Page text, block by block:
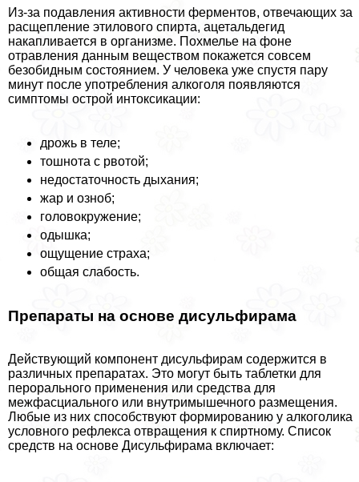
Из-за подавления активности ферментов, отвечающих за
расщепление этилового спирта, ацетальдегид
накапливается в организме. Похмелье на фоне
отравления данным веществом покажется совсем
безобидным состоянием. У человека уже спустя пару
минут после употрeбления алкоголя появляются
симптомы острой интоксикации:
дрожь в теле;
тошнота с рвотой;
недостаточность дыхания;
жар и озноб;
головокружение;
одышка;
ощущение стpaxa;
общая слабость.
Препараты на основе дисульфирама
Действующий компонент дисульфирам содержится в
различных препаратах. Это могут быть таблетки для
перopaльного применения или средства для
межфасциального или внутримышечного размещения.
Любые из них способствуют формированию у алкоголика
условного рефлекса отвращения к спиртному. Список
средств на основе Дисульфирама включает: